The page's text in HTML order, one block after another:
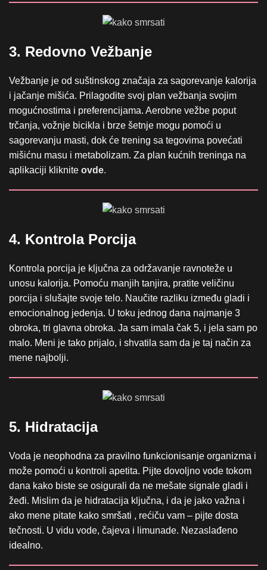
3. Redovno Vežbanje
Vežbanje je od suštinskog značaja za sagorevanje kalorija
i jačanje mišića. Prilagodite svoj plan vežbanja svojim
mogućnostima i preferencijama. Aerobne vežbe poput
trčanja, vožnje bicikla i brze šetnje mogu pomoći u
sagorevanju masti, dok će trening sa tegovima povećati
mišićnu masu i metabolizam. Za plan kućnih treninga na
aplikaciji kliknite ovde.
4. Kontrola Porcija
Kontrola porcija je ključna za održavanje ravnoteže u
unosu kalorija. Pomoću manjih tanjira, pratite veličinu
porcija i slušajte svoje telo. Naučite razliku između gladi i
emocionalnog jedenja. U toku jednog dana najmanje 3
obroka, tri glavna obroka. Ja sam imala čak 5, i jela sam po
malo. Meni je tako prijalo, i shvatila sam da je taj način za
mene najbolji.
5. Hidratacija
Voda je neophodna za pravilno funkcionisanje organizma i
može pomoći u kontroli apetita. Pijte dovoljno vode tokom
dana kako biste se osigurali da ne mešate signale gladi i
žeđi. Mislim da je hidratacija ključna, i da je jako važna i
ako mene pitate kako smršati , rećiču vam – pijte dosta
tečnosti. U vidu vode, čajeva i limunade. Nezaslađeno
idealno.